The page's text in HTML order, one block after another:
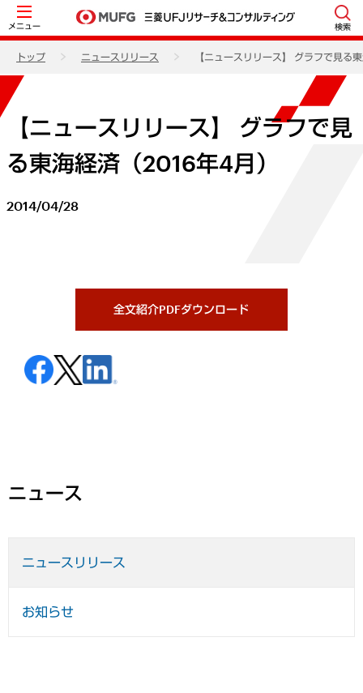
メニュー 検索
トップ ニュースリリース 【ニュースリリース】 グラフで見る
【ニュースリリース】 グラフで見
る東海経済（2016年4月）
2014/04/28
全文紹介PDFダウンロード
ニュース
ニュースリリース
お知らせ